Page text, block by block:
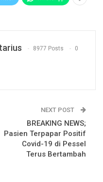
8977 Posts 0
NEXT POST
BREAKING NEWS;
Pasien Terpapar Positif
Covid-19 di Pessel
Terus Bertambah